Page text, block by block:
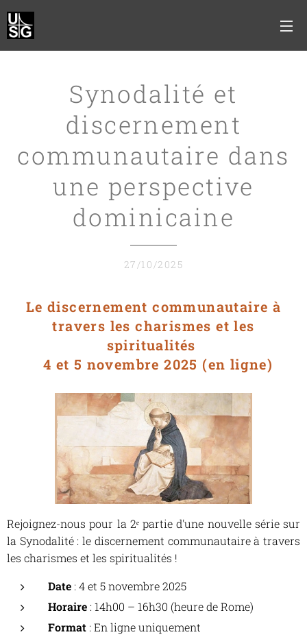
Synodalité et
discernement
communautaire dans
une perspective
dominicaine
27/10/2025
Le discernement communautaire à
travers les charismes et les
spiritualités
4 et 5 novembre 2025 (en ligne)
Rejoignez-nous pour la 2ᵉ partie d'une nouvelle série sur
la Synodalité : le discernement communautaire à travers
les charismes et les spiritualités !
Date : 4 et 5 novembre 2025
Horaire : 14h00 – 16h30 (heure de Rome)
Format : En ligne uniquement